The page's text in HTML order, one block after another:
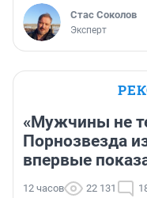
Стас Соколов
Эксперт
«Мужчины не
Порнозвезда
впервые
12 часов 22 131